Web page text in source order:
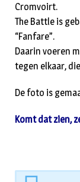
Cromvoirt.
The Battle is
“Fanfare”.
Daarin voeren
tegen elkaar,
De foto is
Komt dat zien,